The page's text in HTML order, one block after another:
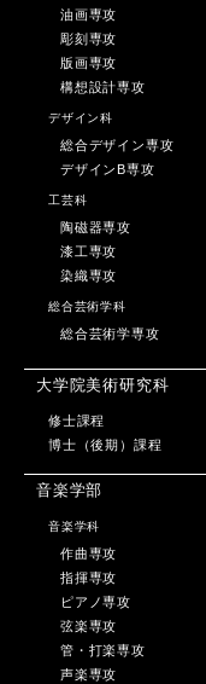
油画専攻
彫刻専攻
版画専攻
構想設計専攻
デザイン科
総合デザイン専攻
デザインB専攻
工芸科
陶磁器専攻
漆工専攻
染織専攻
総合芸術学科
総合芸術学専攻
大学院美術研究科
修士課程
博士（後期）課程
音楽学部
音楽学科
作曲専攻
指揮専攻
ピアノ専攻
弦楽専攻
管・打楽専攻
声楽専攻